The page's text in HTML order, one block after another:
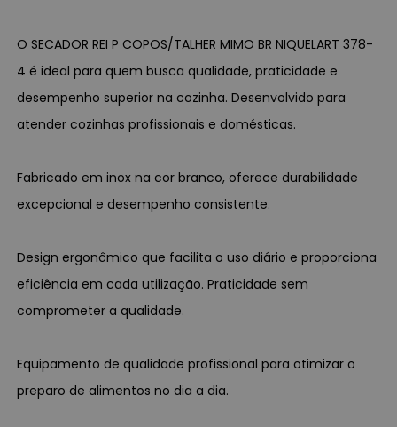
O SECADOR REI P COPOS/TALHER MIMO BR NIQUELART 378-
4 é ideal para quem busca qualidade, praticidade e
desempenho superior na cozinha. Desenvolvido para
atender cozinhas profissionais e domésticas.
Fabricado em inox na cor branco, oferece durabilidade
excepcional e desempenho consistente.
Design ergonômico que facilita o uso diário e proporciona
eficiência em cada utilização. Praticidade sem
comprometer a qualidade.
Equipamento de qualidade profissional para otimizar o
preparo de alimentos no dia a dia.